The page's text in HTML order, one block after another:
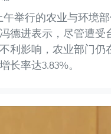
午举行的农业与环境
德进表示，尽管遭受
利影响，农业部门仍
长率达3.83%。